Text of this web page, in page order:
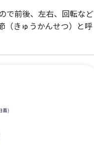
で前後、左右、回転など
（きゅうかんせつ）と呼